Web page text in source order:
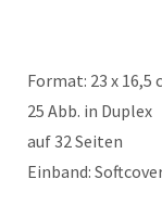
Format: 23 x
25 Abb. in Duplex
auf 32 Seiten
Einband: